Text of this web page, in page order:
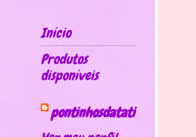
Início
Produtos
disponíveis
pontinhosdatati